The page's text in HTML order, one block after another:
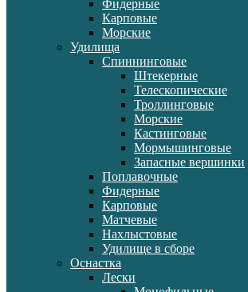
Фидерные
Карповые
Морские
Удилища
Спиннинговые
Штекерные
Телескопические
Троллинговые
Морские
Кастинговые
Мормышинговые
Запасные вершинки
Поплавочные
Фидерные
Карповые
Матчевые
Нахлыстовые
Удилище в сборе
Оснастка
Лески